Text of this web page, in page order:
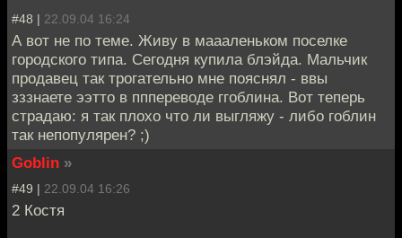
#48 | 22.09.04 16:24
А вот не по теме. Живу в маааленьком поселке
городского типа. Сегодня купила блэйда. Мальчик
продавец так трогательно мне пояснял - ввы
зззнаете ээтто в пппереводе ггоблина. Вот теперь
страдаю: я так плохо что ли выгляжу - либо гоблин
так непопулярен? ;)
Goblin »
#49 | 22.09.04 16:26
2 Костя